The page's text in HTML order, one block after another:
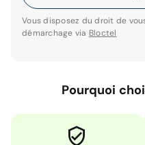
Vous disposez du droit de
démarchage via Bloctel
Pourquoi